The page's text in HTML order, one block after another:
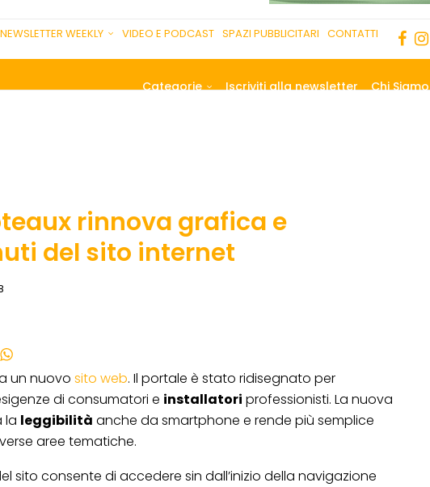
NEWSLETTER WEEKLY VIDEO E PODCAST SPAZI PUBBLICITARI CONTATTI
Categorie Iscriviti alla newsletter Chi Siamo
rinnova grafica e
del sito internet
Email
un nuovo sito web. Il portale è stato ridisegnato per
di consumatori e installatori professionisti. La nuova
la leggibilità anche da smartphone e rende più semplice
aree tematiche.
sito consente di accedere sin dall’inizio della navigazione